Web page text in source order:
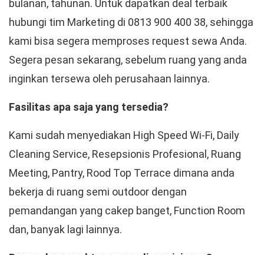
bulanan, tahunan. Untuk dapatkan deal terbaik
hubungi tim Marketing di 0813 900 400 38, sehingga
kami bisa segera memproses request sewa Anda.
Segera pesan sekarang, sebelum ruang yang anda
inginkan tersewa oleh perusahaan lainnya.
Fasilitas apa saja yang tersedia?
Kami sudah menyediakan High Speed Wi-Fi, Daily
Cleaning Service, Resepsionis Profesional, Ruang
Meeting, Pantry, Rood Top Terrace dimana anda
bekerja di ruang semi outdoor dengan
pemandangan yang cakep banget, Function Room
dan, banyak lagi lainnya.